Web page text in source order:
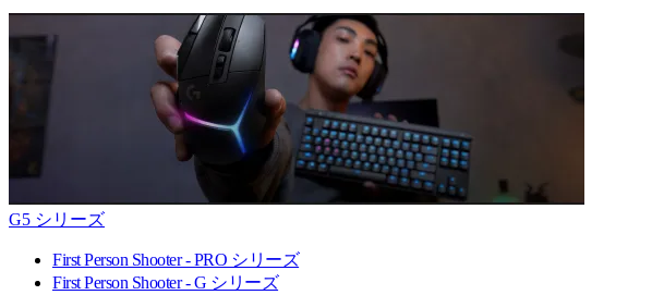
G5 シリーズ
First Person Shooter - PRO シリーズ
First Person Shooter - G シリーズ